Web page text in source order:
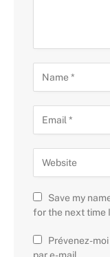
Save my
for the next time
Prévenez-
par e-mail.